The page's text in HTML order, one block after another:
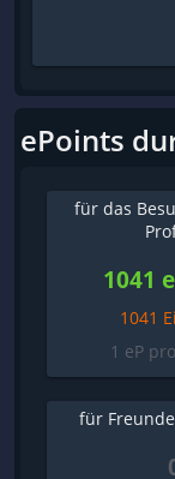
ePoints
für das
1041
1041
1 eP
für